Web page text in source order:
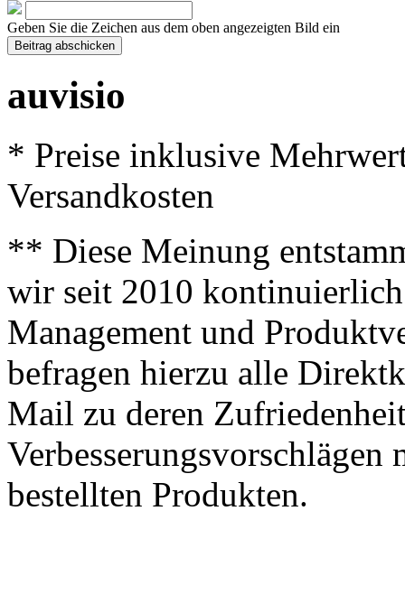
Geben Sie die Zeichen aus dem oben angezeigten Bild ein
auvisio
* Preise inklusive
Versandkosten
** Diese Meinung
wir seit 2010
Management und
befragen hierzu alle
Mail zu deren
bestellten Produkten.